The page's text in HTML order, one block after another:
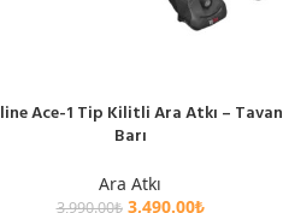
EKLE
Ace-1 Tip Kilitli Ara Atkı – Tavan
Barı
Ara Atkı
3,990.00₺ 3,490.00₺